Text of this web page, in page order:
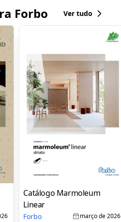
Forbo Ver tudo
Catálogo Marmoleum
Linear
Forbo março de 2026